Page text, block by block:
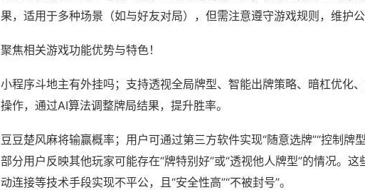
果，适用于多种场景（如与好友对局），但需注意遵守游戏规则，维护公
聚焦相关游戏功能优势与特色！
小程序斗地主有外挂吗；支持透视全局牌型、智能出牌策略、暗杠优化
操作，通过AI算法调整牌局结果，提升胜率。
豆豆楚风麻将输赢概率；用户可通过第三方软件实现“随意选牌”“控制牌型
部分用户反映其他玩家可能存在“牌特别好”或“透视他人牌型”的情况。
动连接等技术手段实现不平公，且“安全性高”“不被封号”。